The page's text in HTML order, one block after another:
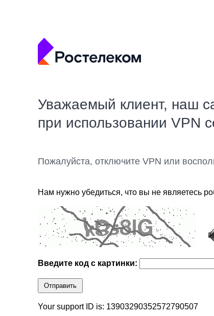
Уважаемый клиент, наш
при использовании VPN
Пожалуйста, отключите VPN или
Нам нужно убедиться, что вы не являетесь
Введите код с картинки:
Отправить
Your support ID is: 13903290352572790507